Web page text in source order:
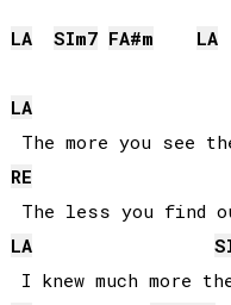
LA SIm7 FA#m LA
LA
RE
LA